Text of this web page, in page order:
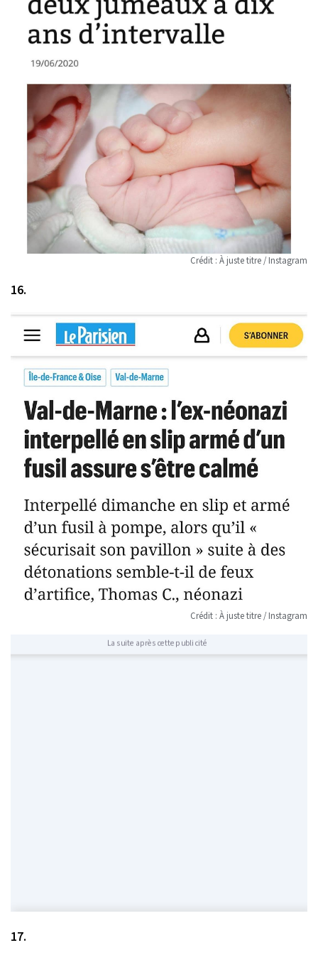
Crédit : À juste titre / Instagram
16.
Crédit : À juste titre / Instagram
La suite après cette publicité
17.